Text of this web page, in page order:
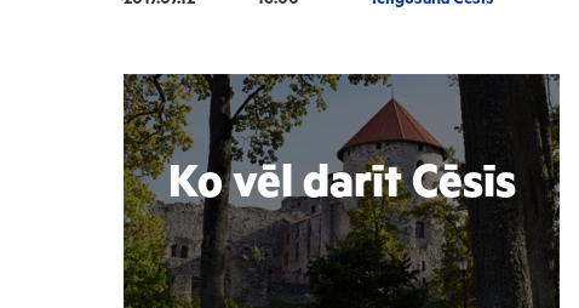
Ko vēl darīt Cēsīs